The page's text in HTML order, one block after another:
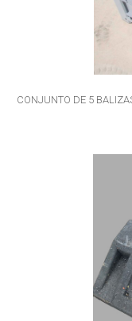
CONJUNTO DE 5